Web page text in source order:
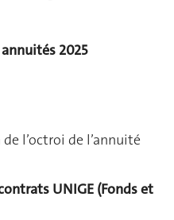
2025
l’octroi de l’annuité
UNIGE (Fonds et